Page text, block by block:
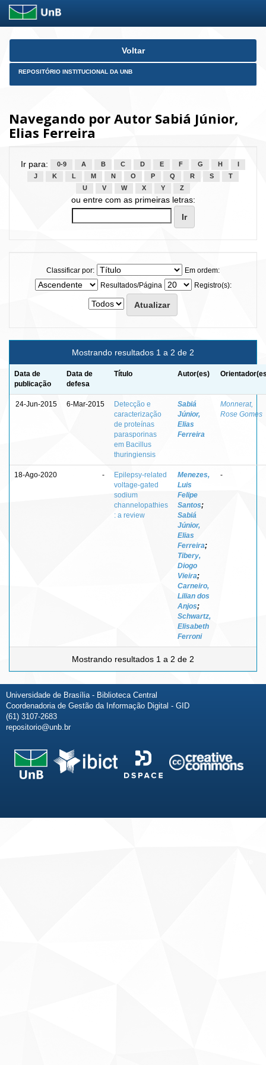
Skip
Voltar
REPOSITÓRIO INSTITUCIONAL DA UNB
Navegando por Autor Sabiá Júnior,
Elias Ferreira
Ir para: 0-9 A B C D E F G H
J
K L M N O P Q R S
T
U
V W X Y Z
ou entre com as primeiras letras:
Classificar por:
Em ordem:
Resultados/Página
Registro(s):
Mostrando resultados 1 a 2 de 2
Data de
publicação
Data de
defesa
Título Autor(es)
24-Jun-2015 6-Mar-2015
Detecção e
caracterização
de proteínas
parasporinas
em Bacillus
thuringiensis
Sabiá
Júnior,
Elias
Ferreira
Monnerat,
Rose Gomes
18-Ago-2020 -
Epilepsy-related
voltage-gated
sodium
channelopathies
: a review
Menezes,
Luis
Felipe
Santos;
Sabiá
Júnior,
Elias
Ferreira;
Tibery,
Diogo
Vieira;
Carneiro,
Lilian dos
Anjos;
Schwartz,
Elisabeth
Ferroni
-
Mostrando resultados 1 a 2 de 2
Universidade de Brasília - Biblioteca Central
Coordenadoria de Gestão da Informação Digital - GID
(61) 3107-2683
repositorio@unb.br